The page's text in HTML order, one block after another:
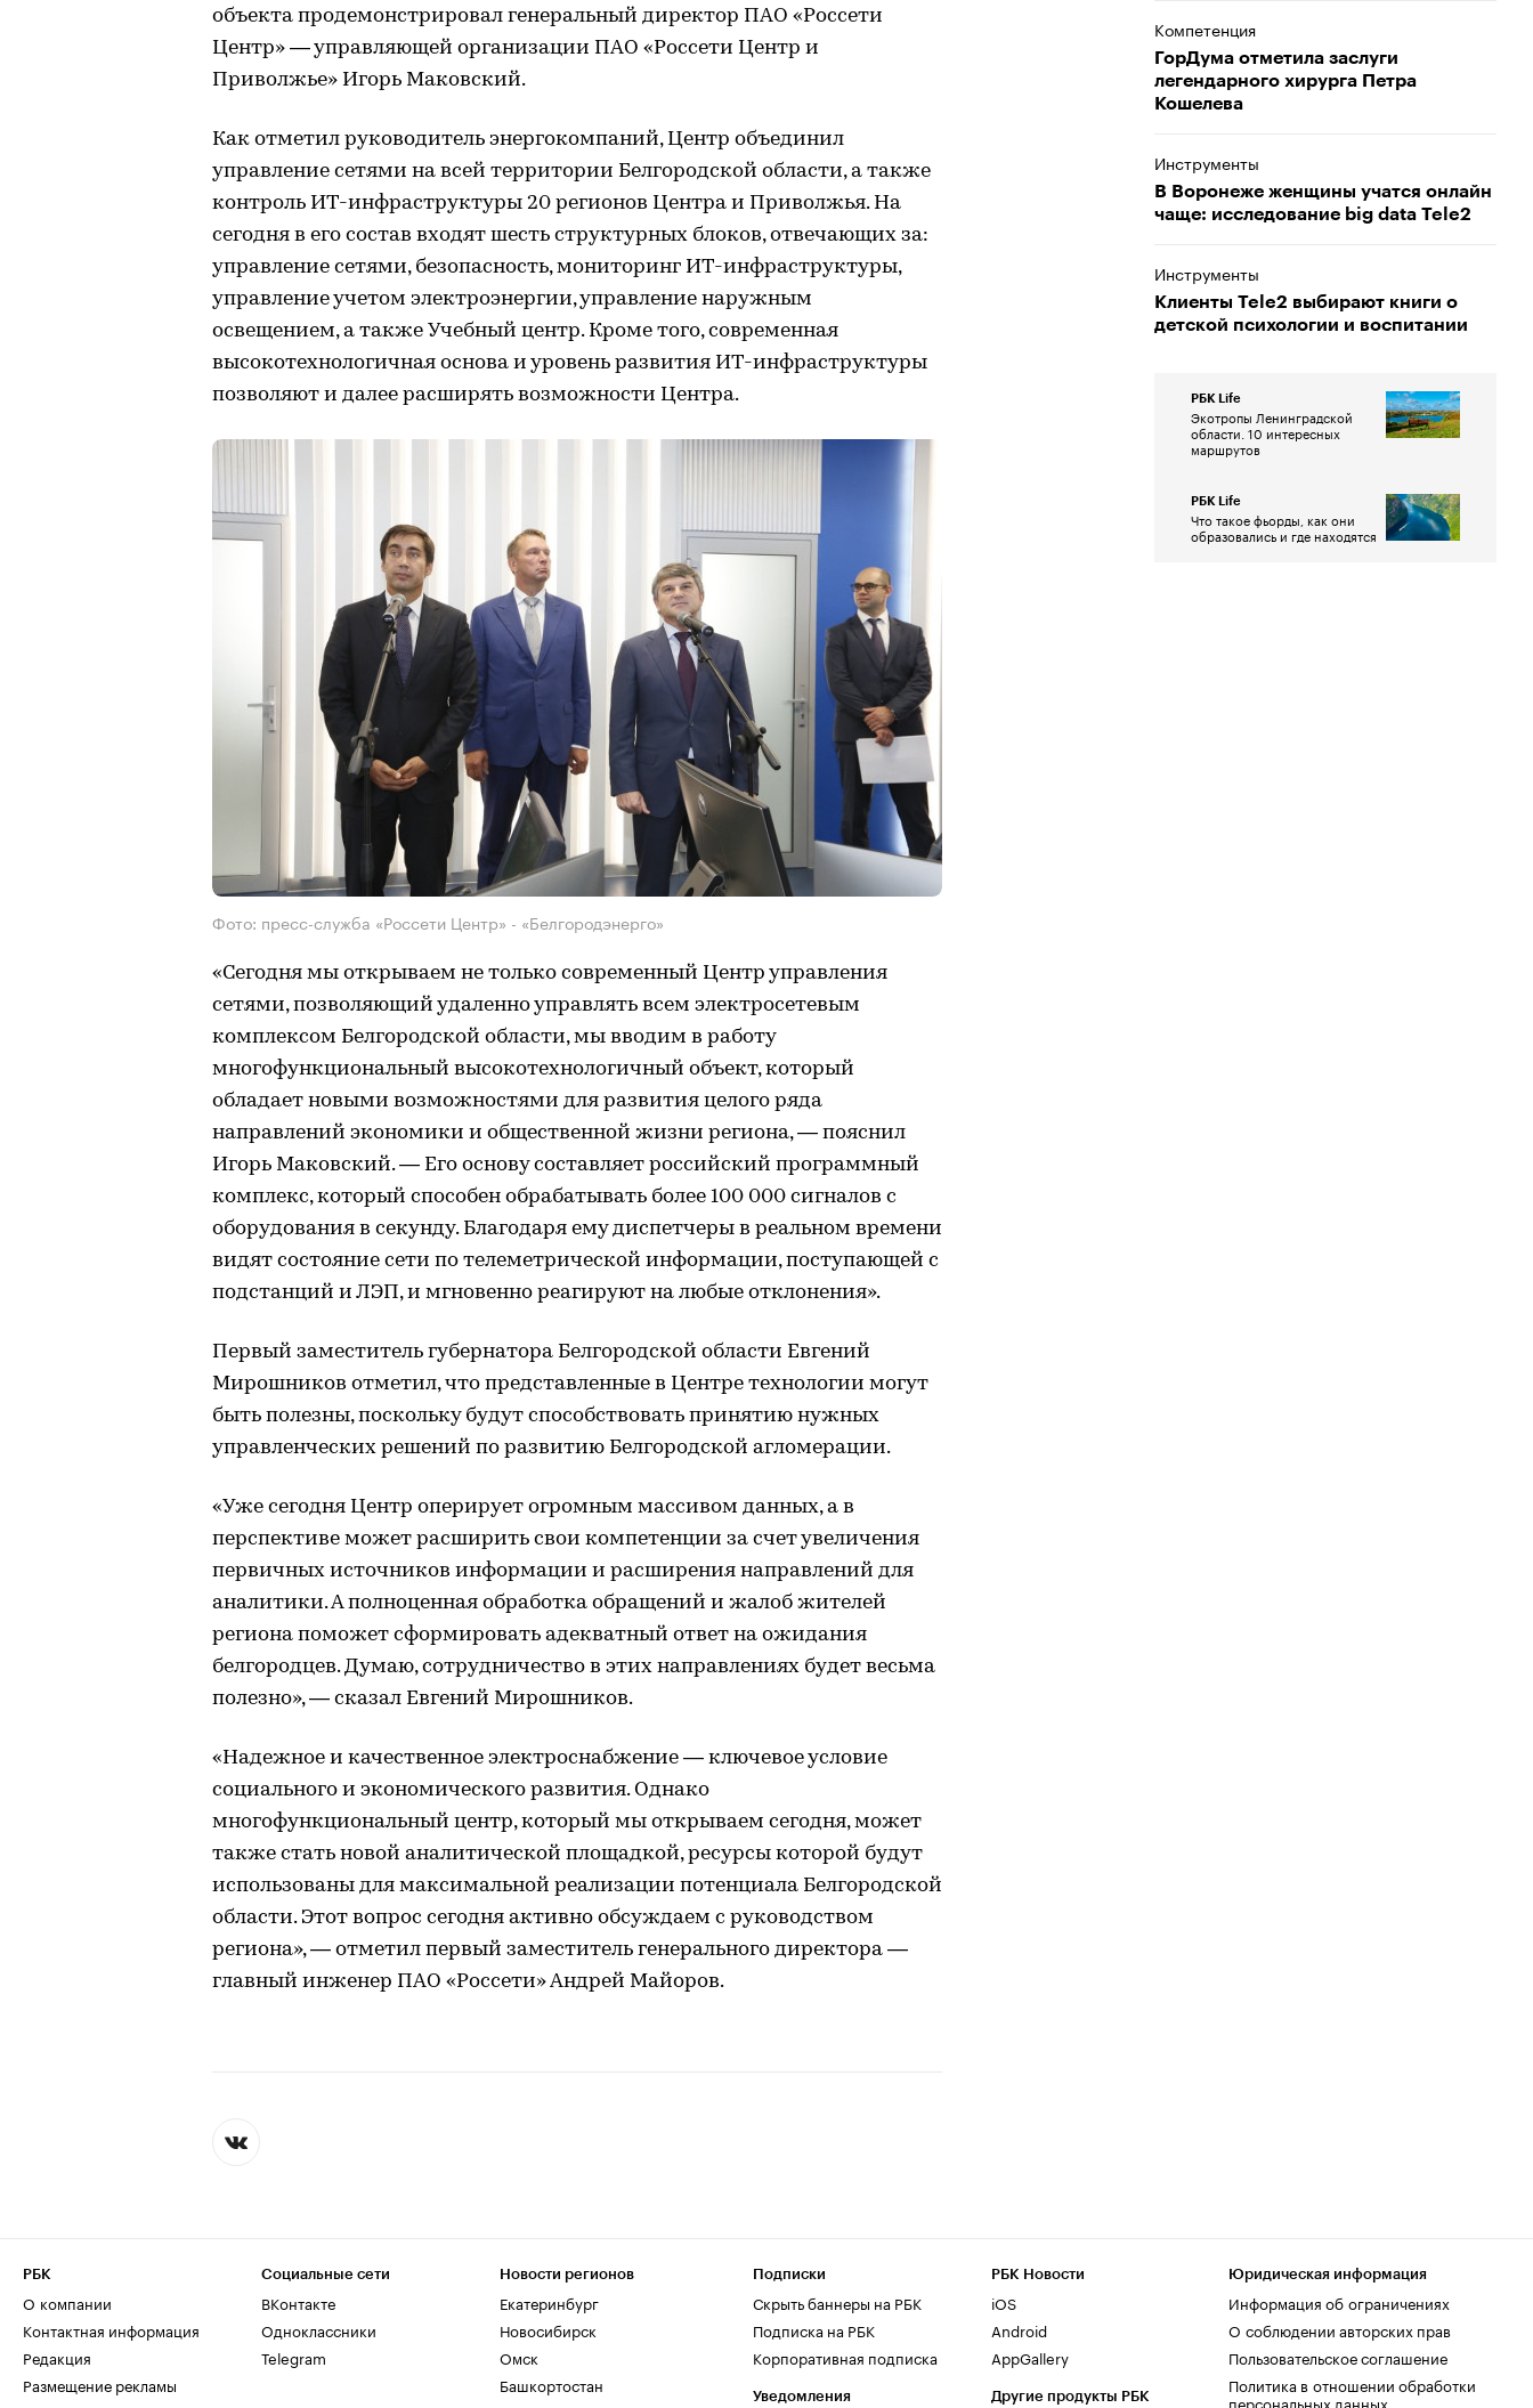
объекта продемонстрировал генеральный директор ПАО «Россети
Центр» — управляющей организации ПАО «Россети Центр и
Приволжье» Игорь Маковский.
Как отметил руководитель энергокомпаний, Центр объединил
управление сетями на всей территории Белгородской области, а также
контроль ИТ-инфраструктуры 20 регионов Центра и Приволжья. На
сегодня в его состав входят шесть структурных блоков, отвечающих за:
управление сетями, безопасность, мониторинг ИТ-инфраструктуры,
управление учетом электроэнергии, управление наружным
освещением, а также Учебный центр. Кроме того, современная
высокотехнологичная основа и уровень развития ИT-инфраструктуры
позволяют и далее расширять возможности Центра.
Фото: пресс-служба «Россети Центр» - «Белгородэнерго»
«Сегодня мы открываем не только современный Центр управления
сетями, позволяющий удаленно управлять всем электросетевым
комплексом Белгородской области, мы вводим в работу
многофункциональный высокотехнологичный объект, который
обладает новыми возможностями для развития целого ряда
направлений экономики и общественной жизни региона, — пояснил
Игорь Маковский. — Его основу составляет российский программный
комплекс, который способен обрабатывать более 100 000 сигналов с
оборудования в секунду. Благодаря ему диспетчеры в реальном времени
видят состояние сети по телеметрической информации, поступающей с
подстанций и ЛЭП, и мгновенно реагируют на любые отклонения».
Первый заместитель губернатора Белгородской области Евгений
Мирошников отметил, что представленные в Центре технологии могут
быть полезны, поскольку будут способствовать принятию нужных
управленческих решений по развитию Белгородской агломерации.
«Уже сегодня Центр оперирует огромным массивом данных, а в
перспективе может расширить свои компетенции за счет увеличения
первичных источников информации и расширения направлений для
аналитики. А полноценная обработка обращений и жалоб жителей
региона поможет сформировать адекватный ответ на ожидания
белгородцев. Думаю, сотрудничество в этих направлениях будет весьма
полезно», — сказал Евгений Мирошников.
«Надежное и качественное электроснабжение — ключевое условие
социального и экономического развития. Однако
многофункциональный центр, который мы открываем сегодня, может
также стать новой аналитической площадкой, ресурсы которой будут
использованы для максимальной реализации потенциала Белгородской
области. Этот вопрос сегодня активно обсуждаем с руководством
региона», — отметил первый заместитель генерального директора —
главный инженер ПАО «Россети» Андрей Майоров.
Компетенция
ГорДума отметила заслуги
легендарного хирурга Петра
Кошелева
Инструменты
В Воронеже женщины учатся онлайн
чаще: исследование big data Tele2
Инструменты
Клиенты Tele2 выбирают книги о
детской психологии и воспитании
РБК Life
Экотропы Ленинградской
области. 10 интересных
маршрутов
РБК Life
Что такое фьорды, как они
образовались и где находятся
РБК
О компании
Контактная информация
Редакция
Размещение рекламы
Социальные сети
ВКонтакте
Одноклассники
Telegram
Новости регионов
Екатеринбург
Новосибирск
Омск
Башкортостан
Подписки
Скрыть баннеры на РБК
Подписка на РБК
Корпоративная подписка
Уведомления
РБК Новости
iOS
Android
AppGallery
Другие продукты РБК
Юридическая информация
Информация об ограничениях
О соблюдении авторских прав
Пользовательское соглашение
Политика в отношении обработки
персональных данных